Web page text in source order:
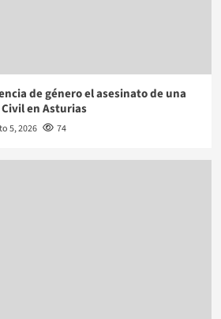
de género el asesinato de una
en Asturias
5, 2026 74